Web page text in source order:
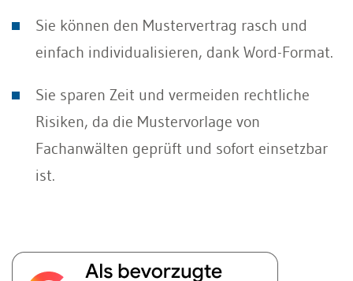
Sie können den Mustervertrag rasch und
einfach individualisieren, dank Word-Format.
Sie sparen Zeit und vermeiden rechtliche
Risiken, da die Mustervorlage von
Fachanwälten geprüft und sofort einsetzbar
ist.